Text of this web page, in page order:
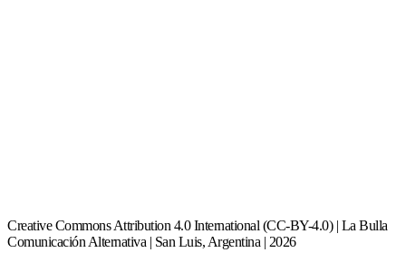
Creative Commons Attribution 4.0 International (CC-BY-4.0) | La Bulla
Comunicación Alternativa | San Luis, Argentina | 2026